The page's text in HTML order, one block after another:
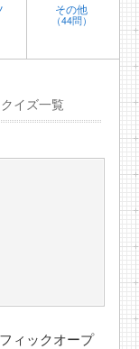
その他
（44問）
イズ一覧
ィックオープ